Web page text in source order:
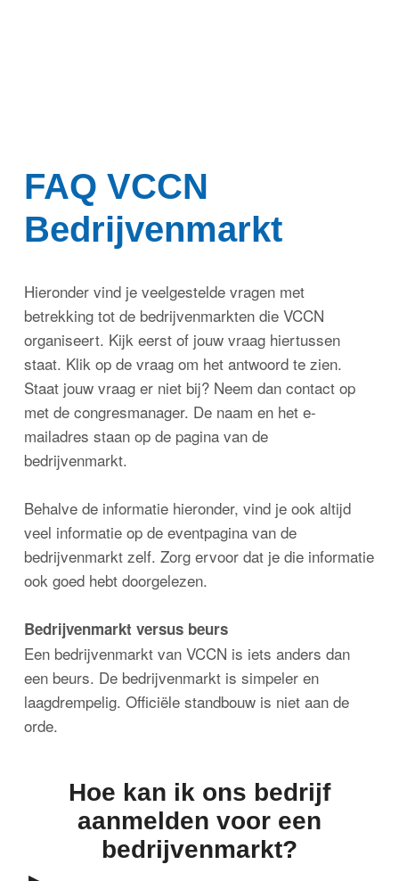
FAQ VCCN
Bedrijvenmarkt
Hieronder vind je veelgestelde vragen met
betrekking tot de bedrijvenmarkten die VCCN
organiseert. Kijk eerst of jouw vraag hiertussen
staat. Klik op de vraag om het antwoord te zien.
Staat jouw vraag er niet bij? Neem dan contact op
met de congresmanager. De naam en het e-
mailadres staan op de pagina van de
bedrijvenmarkt.
Behalve de informatie hieronder, vind je ook altijd
veel informatie op de eventpagina van de
bedrijvenmarkt zelf. Zorg ervoor dat je die informatie
ook goed hebt doorgelezen.
Bedrijvenmarkt versus beurs
Een bedrijvenmarkt van VCCN is iets anders dan
een beurs. De bedrijvenmarkt is simpeler en
laagdrempelig. Officiële standbouw is niet aan de
orde.
Hoe kan ik ons bedrijf
aanmelden voor een
bedrijvenmarkt?